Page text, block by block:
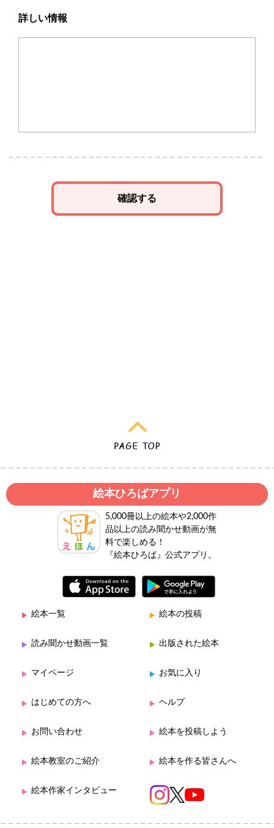
詳しい情報
確認する
絵本ひろばアプリ
5,000冊以上の絵本や2,000作
品以上の読み聞かせ動画が無
料で楽しめる！
『絵本ひろば』公式アプリ。
絵本一覧 絵本の投稿
読み聞かせ動画一覧 出版された絵本
マイページ お気に入り
はじめての方へ ヘルプ
お問い合わせ 絵本を投稿しよう
絵本教室のご紹介 絵本を作る皆さんへ
絵本作家インタビュー